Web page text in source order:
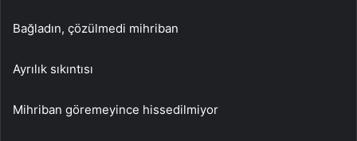
Bağladın, çözülmedi mihriban
Ayrılık sıkıntısı
Mihriban göremeyince hissedilmiyor